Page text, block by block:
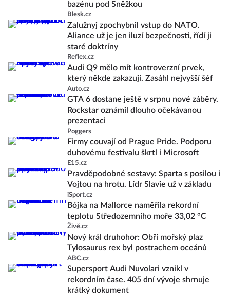
bazénu pod Sněžkou
Blesk.cz
Zalužnyj zpochybnil vstup do NATO.
Aliance už je jen iluzí bezpečnosti, řídí ji
staré doktríny
Reflex.cz
Audi Q9 mělo mít kontroverzní prvek,
který někde zakazují. Zasáhl nejvyšší šéf
Auto.cz
GTA 6 dostane ještě v srpnu nové záběry.
Rockstar oznámil dlouho očekávanou
prezentaci
Poggers
Firmy couvají od Prague Pride. Podporu
duhovému festivalu škrtl i Microsoft
E15.cz
Pravděpodobné sestavy: Sparta s posilou i
Vojtou na hrotu. Lídr Slavie už v základu
iSport.cz
Bójka na Mallorce naměřila rekordní
teplotu Středozemního moře 33,02 °C
Živě.cz
Nový král druhohor: Obří mořský plaz
Tylosaurus rex byl postrachem oceánů
ABC.cz
Supersport Audi Nuvolari vznikl v
rekordním čase. 405 dní vývoje shrnuje
krátký dokument